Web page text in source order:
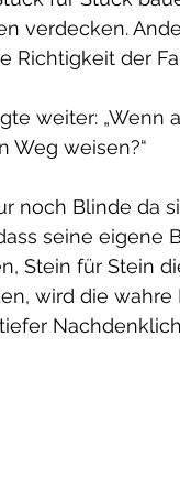
verdecken.
Richtigkeit der
weiter:
Weg weisen?“
noch Blinde da
seine eigene
Stein für Stein
wird die wahre